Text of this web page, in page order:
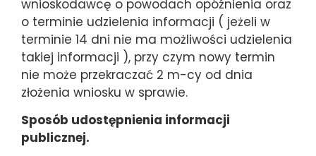
wnioskodawcę o powodach opóźnienia oraz
o terminie udzielenia informacji ( jeżeli w
terminie 14 dni nie ma możliwości udzielenia
takiej informacji ), przy czym nowy termin
nie może przekraczać 2 m-cy od dnia
złożenia wniosku w sprawie.
Sposób udostępnienia informacji
publicznej.